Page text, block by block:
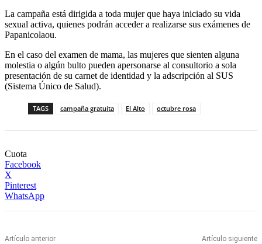
La campaña está dirigida a toda mujer que haya iniciado su vida
sexual activa, quienes podrán acceder a realizarse sus exámenes de
Papanicolaou.
En el caso del examen de mama, las mujeres que sienten alguna
molestia o algún bulto pueden apersonarse al consultorio a sola
presentación de su carnet de identidad y la adscripción al SUS
(Sistema Único de Salud).
TAGS campaña gratuita El Alto octubre rosa
Cuota
Facebook
X
Pinterest
WhatsApp
Artículo anterior Artículo siguiente